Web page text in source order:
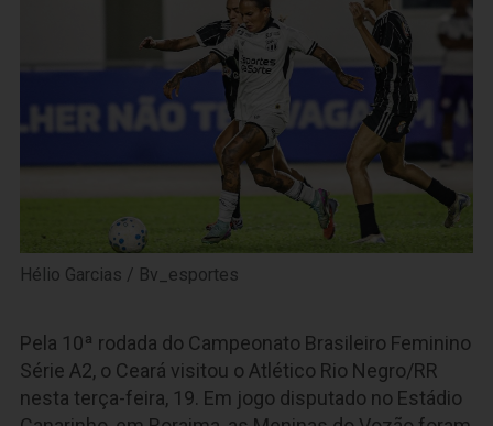
Hélio Garcias / Bv_esportes
Pela 10ª rodada do Campeonato Brasileiro Feminino
Série A2, o Ceará visitou o Atlético Rio Negro/RR
nesta terça-feira, 19. Em jogo disputado no Estádio